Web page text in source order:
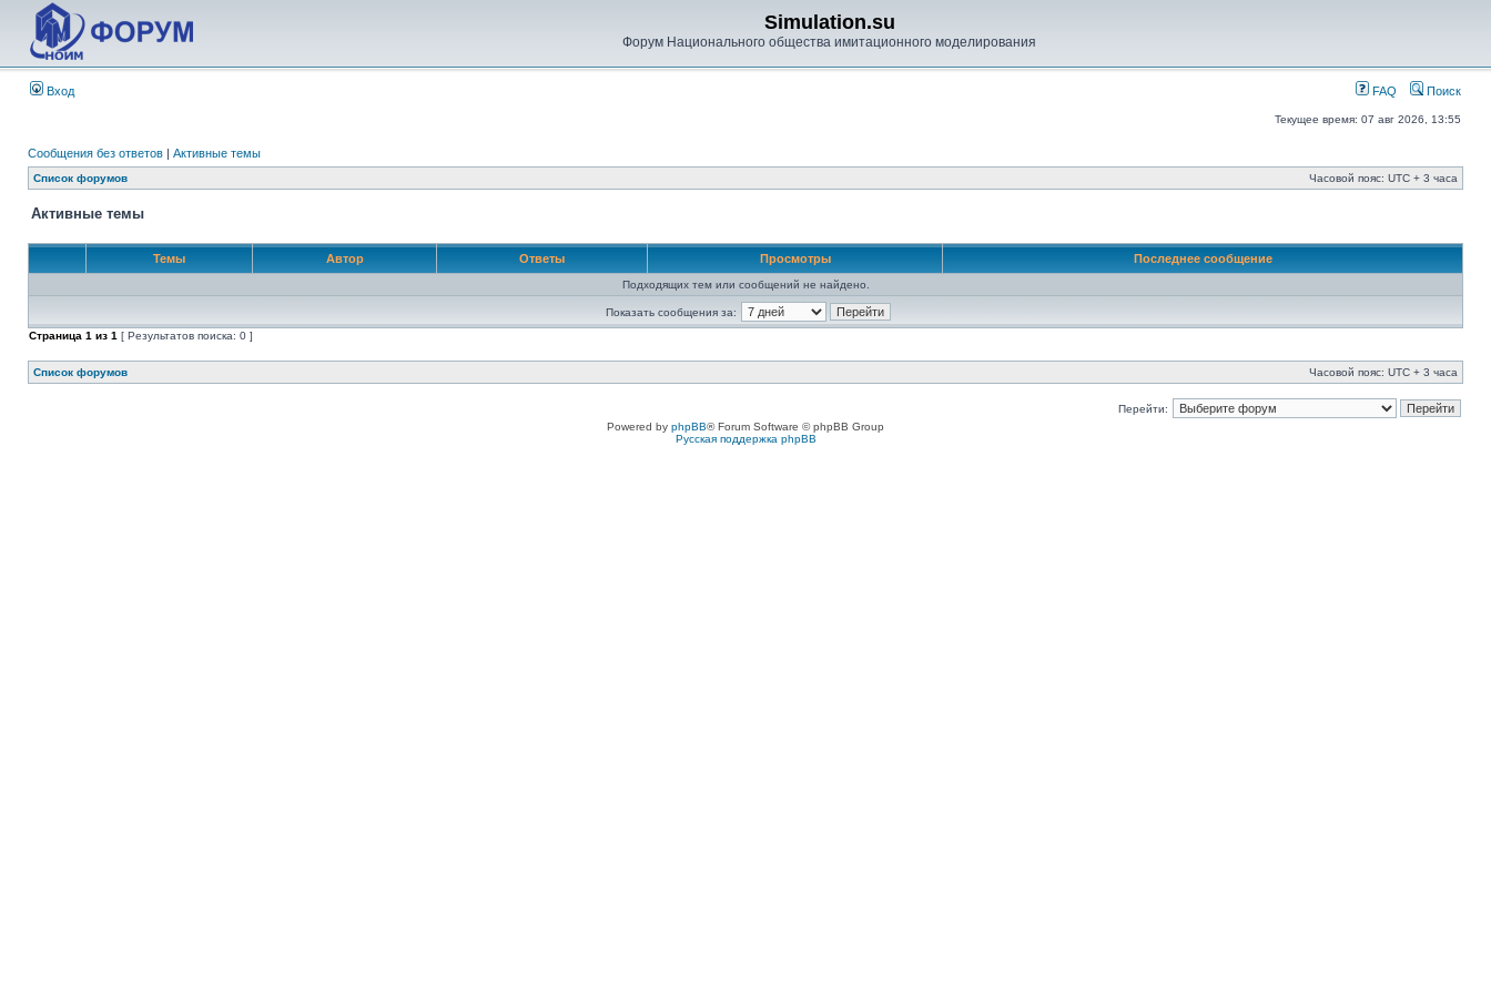
Simulation.su
Форум Национального общества имитационного моделирования
Вход FAQ Поиск
Текущее время: 07 авг 2026, 13:55
Сообщения без ответов | Активные темы
Список форумов Часовой пояс: UTC + 3 часа
Активные темы
Темы Автор Ответы Просмотры Последнее сообщение
Подходящих тем или сообщений не найдено.
Показать сообщения за:
Страница 1 из 1 [ Результатов поиска: 0 ]
Список форумов Часовой пояс: UTC + 3 часа
Перейти:
Powered by phpBB® Forum Software © phpBB Group
Русская поддержка phpBB